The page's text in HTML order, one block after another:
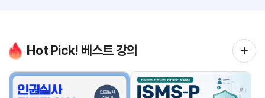
Hot Pick! 베스트 강의